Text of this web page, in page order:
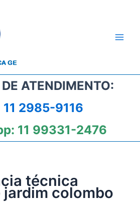
ATENDIMENTO:
11 2985-9116
11 99331-2476
técnica
colombo